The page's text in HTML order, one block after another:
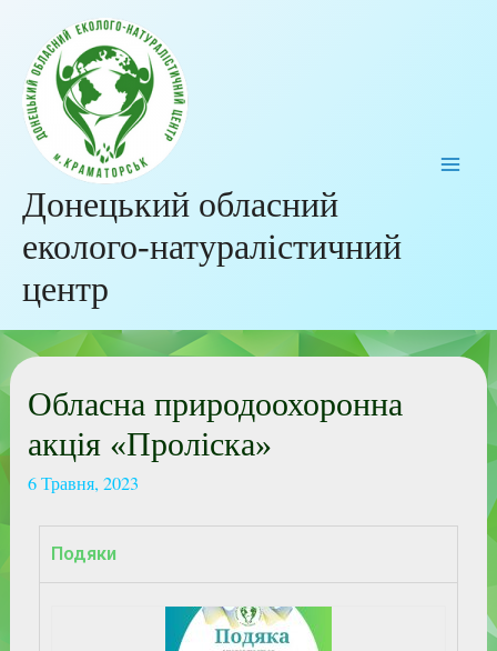
Донецький обласний
еколого-натуралістичний
центр
Обласна природоохоронна
акція «Проліска»
6 Травня, 2023
Подяки